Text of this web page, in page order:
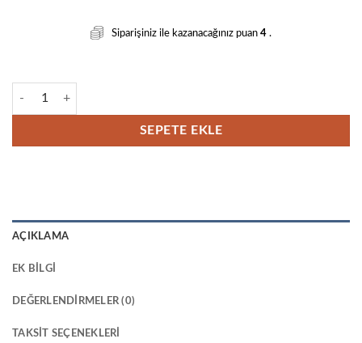
Siparişiniz ile kazanacağınız puan 4 .
Clutch Makyaj Çantası - Baskısız adet
SEPETE EKLE
AÇIKLAMA
EK BILGI
DEĞERLENDIRMELER (0)
TAKSIT SEÇENEKLERI